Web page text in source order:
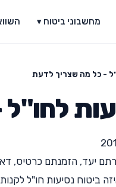
מחשבוני ביטוח ▾
- כל מה שצריך לדעת
יעד, הזמנתם כרטיס,
ביטוח נסיעות חו"ל לקנות